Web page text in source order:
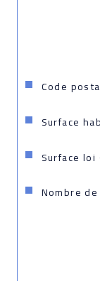
Caractéristiques
Code
Surface
Surface loi
Nombre